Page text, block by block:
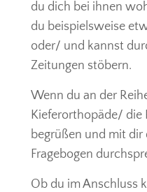
du dich bei ihnen
du beispielsweise
oder/ und kannst
Zeitungen stöbern.
Wenn du an der
Kieferorthopäde/ die
begrüßen und mit
Fragebogen
Ob du im Anschluss